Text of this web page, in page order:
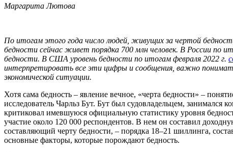
Маргарита Лютова
По итогам этого года число людей, живущих за чертой
бедности сейчас живет порядка 700 млн человек. В России по
бедности. В США уровень бедности по итогам февраля 2022 г.
интерпретировать все эти цифры и сообщения, важно
экономической ситуации.
Хотя сама бедность – явление вечное, «черта бедности» –
исследователь Чарльз Бут. Бут был судовладельцем,
критиковал имевшуюся официальную статистику уровня
участие около 120 000 респондентов. В нем он составил
составляющий черту бедности, – порядка 18–21 шиллинга,
основные факторы, которые порождают бедность.